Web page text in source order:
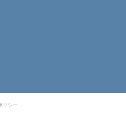
リシー